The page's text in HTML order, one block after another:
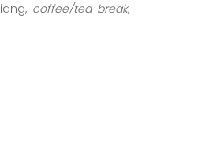
coffee/tea break,